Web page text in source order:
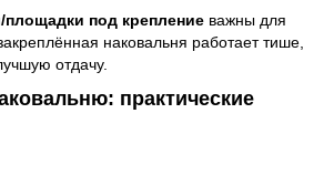
под крепление важны для
наковальня работает тише,
отдачу.
практические